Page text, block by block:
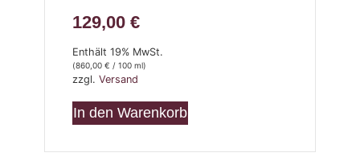
129,00 €
Enthält 19% MwSt.
(860,00 € / 100 ml)
zzgl. Versand
In den Warenkorb